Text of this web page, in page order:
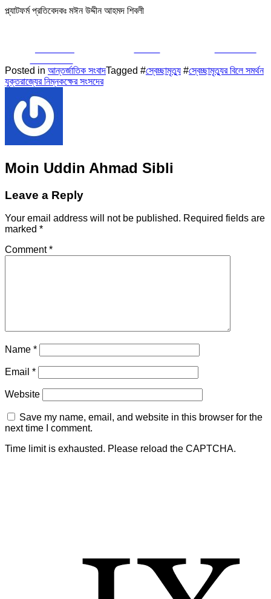
প্ল্যাটফর্ম প্রতিবেদকঃ মঈন উদ্দীন আহমদ শিবলী
Posted in আন্তর্জাতিক সংবাদTagged #স্বেচ্ছামৃত্যু #স্বেচ্ছামৃত্যুর বিলে সমর্থন
যুক্তরাজ্যের নিম্নকক্ষের সংসদের
Moin Uddin Ahmad Sibli
Leave a Reply
Your email address will not be published. Required fields are
marked *
Comment*
Name *
Email *
Website
Save my name, email, and website in this browser for the
next time I comment.
Time limit is exhausted. Please reload the CAPTCHA.